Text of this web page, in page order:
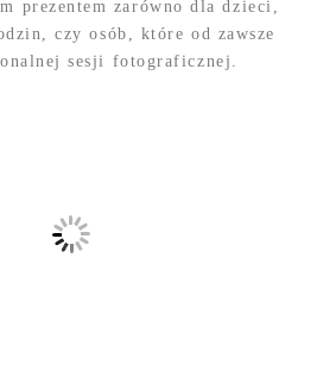
prezentem zarówno dla dzieci,
czy osób, które od zawsze
sesji fotograficznej.